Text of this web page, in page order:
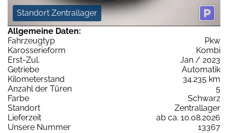
Standort Zentrallager
Allgemeine Daten:
Fahrzeugtyp
Pkw
Karosserieform
Kombi
Erst-Zul.
Jan / 2023
Getriebe
Automatik
Kilometerstand
34.235 km
Anzahl der Türen
5
Farbe
Schwarz
Standort
Zentrallager
Lieferzeit
ab ca. 10.08.2026
Unsere Nummer
13367